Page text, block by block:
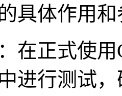
具体作用
在正式使
进行测试